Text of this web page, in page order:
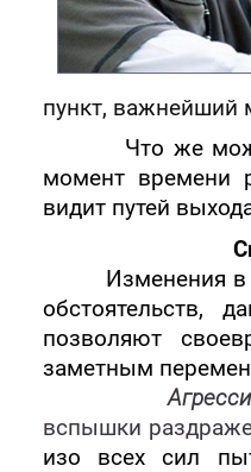
пункт, важнейший
Что же
момент времени
видит путей
Изменения
обстоятельств,
позволяют
заметным
вспышки
изо всех сил